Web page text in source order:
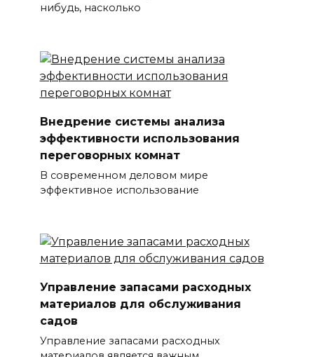
нибудь, насколько
Внедрение системы анализа
эффективности использования
переговорных комнат
В современном деловом мире
эффективное использование
Управление запасами расходных
материалов для обслуживания
садов
Управление запасами расходных